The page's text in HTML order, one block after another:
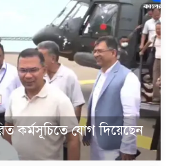
কর্মসূচিতে যোগ দিয়েছেন